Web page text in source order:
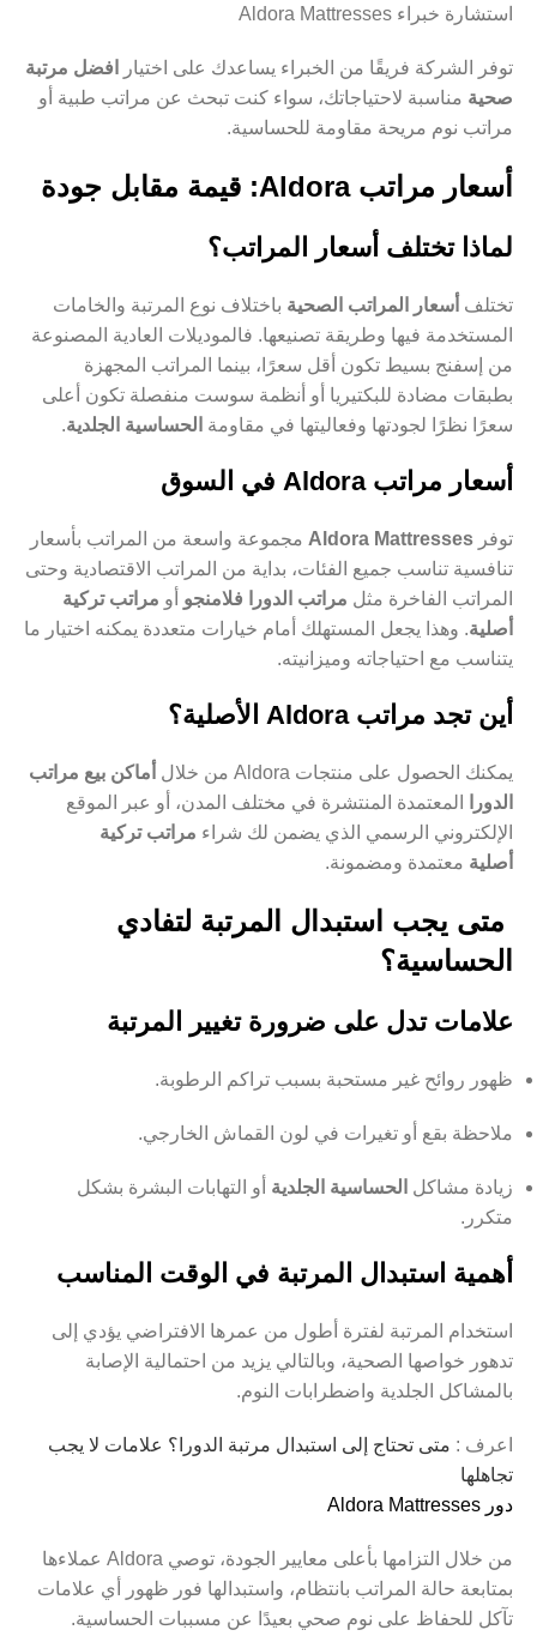
استشارة خبراء Aldora Mattresses
توفر الشركة فريقًا من الخبراء يساعدك على اختيار
افضل مرتبة
صحية مناسبة لاحتياجاتك، سواء كنت تبحث عن مراتب طبية أو
مراتب نوم مريحة مقاومة للحساسية.
أسعار مراتب Aldora: قيمة مقابل جودة
لماذا تختلف أسعار المراتب؟
تختلف أسعار المراتب الصحية باختلاف نوع المرتبة والخامات
المستخدمة فيها وطريقة تصنيعها. فالموديلات العادية المصنوعة
من إسفنج بسيط تكون أقل سعرًا، بينما المراتب المجهزة
بطبقات مضادة للبكتيريا أو أنظمة سوست منفصلة تكون أعلى
سعرًا نظرًا لجودتها وفعاليتها في مقاومة الحساسية الجلدية.
أسعار مراتب Aldora في السوق
توفر Aldora Mattresses مجموعة واسعة من المراتب بأسعار
تنافسية تناسب جميع الفئات، بداية من المراتب الاقتصادية وحتى
المراتب الفاخرة مثل مراتب الدورا فلامنجو أو مراتب تركية
أصلية. وهذا يجعل المستهلك أمام خيارات متعددة يمكنه اختيار ما
يتناسب مع احتياجاته وميزانيته.
أين تجد مراتب Aldora الأصلية؟
يمكنك الحصول على منتجات Aldora من خلال
أماكن بيع مراتب
الدورا
المعتمدة المنتشرة في مختلف المدن، أو عبر الموقع
الإلكتروني الرسمي الذي يضمن لك شراء مراتب تركية
أصلية معتمدة ومضمونة.
متى يجب استبدال المرتبة لتفادي
الحساسية؟
علامات تدل على ضرورة تغيير المرتبة
ظهور روائح غير مستحبة بسبب تراكم الرطوبة.
ملاحظة بقع أو تغيرات في لون القماش الخارجي.
زيادة مشاكل الحساسية الجلدية أو التهابات البشرة بشكل
متكرر.
أهمية استبدال المرتبة في الوقت المناسب
استخدام المرتبة لفترة أطول من عمرها الافتراضي يؤدي إلى
تدهور خواصها الصحية، وبالتالي يزيد من احتمالية الإصابة
بالمشاكل الجلدية واضطرابات النوم.
اعرف : متى تحتاج إلى استبدال مرتبة الدورا؟ علامات لا يجب
تجاهلها
دور Aldora Mattresses
من خلال التزامها بأعلى معايير الجودة، توصي Aldora عملاءها
بمتابعة حالة المراتب بانتظام، واستبدالها فور ظهور أي علامات
تآكل للحفاظ على نوم صحي بعيدًا عن مسببات الحساسية.